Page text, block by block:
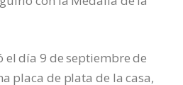
el día 9 de septiembre de
placa de plata de la casa,